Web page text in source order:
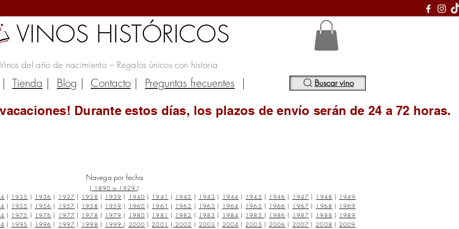
VINOS HISTÓRICOS
Vinos del año de nacimiento – Regalos únicos con historia
| Tienda | Blog | Contacto | Preguntas frecuentes | Buscar vino
Durante estos días, los plazos de envío serán de 24 a 72 horas.
Navega por fecha
| 1890 a 1929 |
| 1935 | 1936 | 1937 | 1938 | 1939 | 1940 | 1941 | 1942 | 1943 | 1944 | 1945 | 1946 | 1947 | 1948 | 1949
| 1955 | 1956 | 1957 | 1958 | 1959 | 1960 | 1961 | 1962 | 1963 | 1964 | 1965 | 1966 | 1967 | 1968 | 1969
| 1975 | 1976 | 1977 | 1978 | 1979 | 1980 | 1981 | 1982 | 1983 | 1984 | 1985 | 1986 | 1987 | 1988 | 1989
| 1995 | 1996 | 1997 | 1998 | 1999 | 2000 | 2001 | 2002 | 2003 | 2004 | 2005 | 2006 | 2007 | 2008 | 2009